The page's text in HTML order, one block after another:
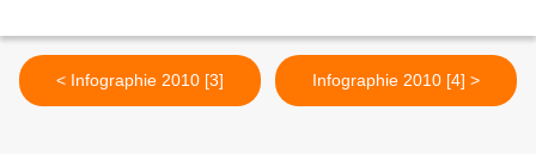
< Infographie 2010 [3] Infographie 2010 [4] >